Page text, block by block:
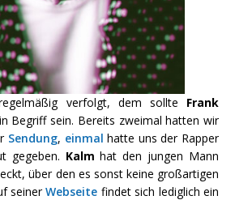
verfolgt, dem sollte Frank
Begriff sein. Bereits zweimal hatten wir
Sendung, einmal hatte uns der Rapper
gegeben. Kalm hat den jungen Mann
über den es sonst keine großartigen
seinerWebseite findet sich lediglich ein